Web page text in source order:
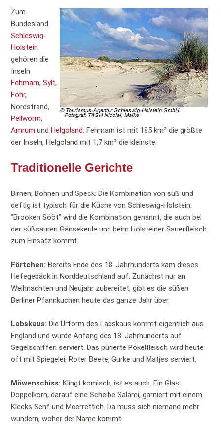
Zum
Bundesland
Schleswig-
Holstein
gehören die
Inseln
Fehmarn,Sylt,
Föhr,
Nordstrand,
Pellworm,
Amrum und Helgoland. Fehmarn ist mit 185 km² die größte
der Inseln, Helgoland mit 1,7 km² die kleinste.
Traditionelle Gerichte
Birnen, Bohnen und Speck: Die Kombination von süß und
deftig ist typisch für die Küche von Schleswig-Holstein.
"Brooken Sööt" wird die Kombination genannt, die auch bei
der süßsauren Gänsekeule und beim Holsteiner Sauerfleisch
zum Einsatz kommt.
Förtchen: Bereits Ende des 18. Jahrhunderts kam dieses
Hefegebäck in Norddeutschland auf. Zunächst nur an
Weihnachten und Neujahr zubereitet, gibt es die süßen
Berliner Pfannkuchen heute das ganze Jahr über.
Labskaus: Die Urform des Labskaus kommt eigentlich aus
England und wurde Anfang des 18. Jahrhunderts auf
Segelschiffen serviert. Das pürierte Pökelfleisch wird heute
oft mit Spiegelei, Roter Beete, Gurke und Matjes serviert.
Möwenschiss: Klingt komisch, ist es auch. Ein Glas
Doppelkorn, darauf eine Scheibe Salami, garniert mit einem
Klecks Senf und Meerrettich. Da muss sich niemand mehr
wundern, woher der Name kommt.